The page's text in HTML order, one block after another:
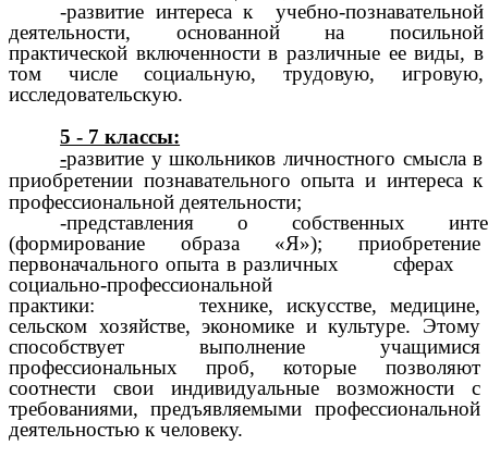
-развитие интереса к учебно-познавательной
деятельности, основанной на посильной
практической включенности в различные ее виды, в
том числе социальную, трудовую, игровую,
исследовательскую.
5 - 7 классы:
-развитие у школьников личностного смысла в
приобретении познавательного опыта и интереса к
профессиональной деятельности;
-представления о собственных
(формирование образа «Я»); приобретение
первоначального опыта в различных сферах
социально-профессиональной
практики: технике, искусстве, медицине,
сельском хозяйстве, экономике и культуре. Этому
способствует выполнение учащимися
профессиональных проб, которые позволяют
соотнести свои индивидуальные возможности с
требованиями, предъявляемыми профессиональной
деятельностью к человеку.